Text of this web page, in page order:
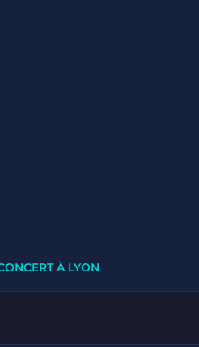
À LYON